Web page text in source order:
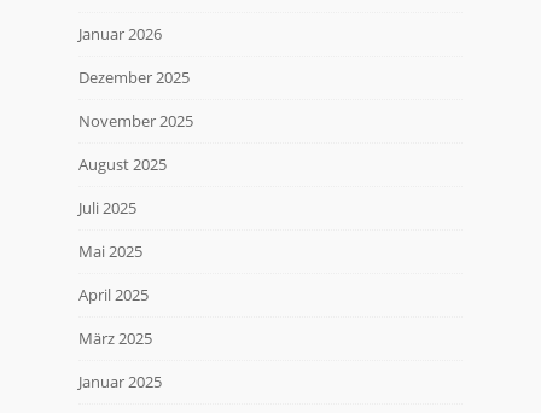
Januar 2026
Dezember 2025
November 2025
August 2025
Juli 2025
Mai 2025
April 2025
März 2025
Januar 2025